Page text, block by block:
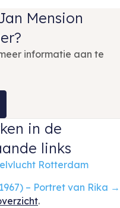
Mension
informatie aan te
in de
links
Rotterdam
– Portret van Rika →
.